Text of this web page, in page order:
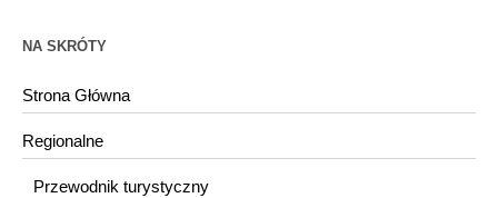
NA SKRÓTY
Strona Główna
Regionalne
Przewodnik turystyczny